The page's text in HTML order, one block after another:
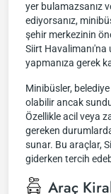
yer bulamazsanız
ediyorsanız,
şehir merkezinin
Siirt Havalimanı'na
yapmanıza gerek
Minibüsler,
olabilir ancak
Özellikle acil veya
gereken
sunar. Bu araçlar,
giderken tercih
Araç